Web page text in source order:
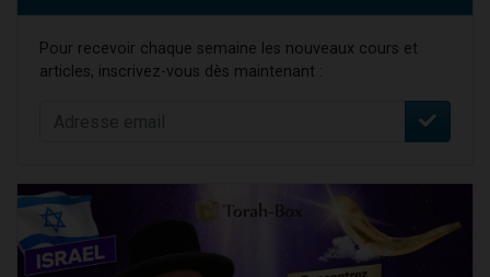
Pour recevoir chaque semaine les nouveaux cours et
articles, inscrivez-vous dès maintenant :